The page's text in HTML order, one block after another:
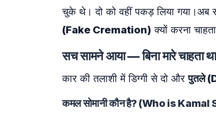
चुके थे। दो को वहीं पकड़ लिया
(Fake Cremation) क्यों करना
सच सामने आया — बिना मारे
कार की तलाशी में डिग्गी से दो औरपुतले
कमल सोमानी कौन है? (Who is